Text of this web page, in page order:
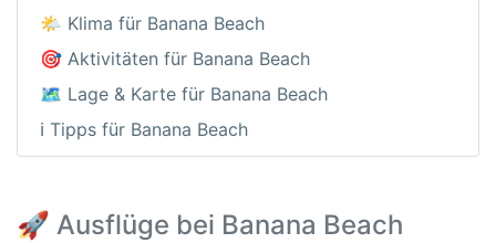
🌤️ Klima für Banana Beach
🎯 Aktivitäten für Banana Beach
🗺️ Lage & Karte für Banana Beach
ℹ️ Tipps für Banana Beach
🚀 Ausflüge bei Banana Beach